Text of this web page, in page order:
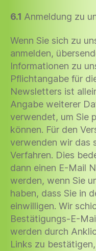
6.1 Anmeldung zu
Wenn Sie sich zu
anmelden,
Informationen zu
Pflichtangabe für
Newsletters ist
Angabe weiterer
verwendet, um Sie
können. Für den
verwenden wir das
Verfahren. Dies
dann einen E-Mail
werden, wenn Sie
haben, dass Sie in
einwilligen. Wir
Bestätigungs-E-
werden durch
Links zu